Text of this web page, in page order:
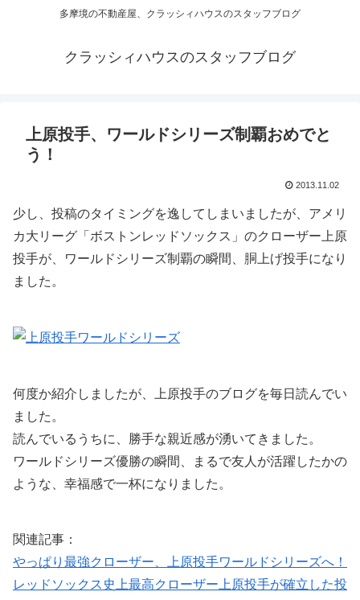
多摩境の不動産屋、クラッシィハウスのスタッフブログ
クラッシィハウスのスタッフブログ
上原投手、ワールドシリーズ制覇おめでと
う！
2013.11.02
少し、投稿のタイミングを逸してしまいましたが、アメリ
カ大リーグ「ボストンレッドソックス」のクローザー上原
投手が、ワールドシリーズ制覇の瞬間、胴上げ投手になり
ました。
何度か紹介しましたが、上原投手のブログを毎日読んでい
ました。
読んでいるうちに、勝手な親近感が湧いてきました。
ワールドシリーズ優勝の瞬間、まるで友人が活躍したかの
ような、幸福感で一杯になりました。
関連記事：
やっぱり最強クローザー、上原投手ワールドシリーズへ！
レッドソックス史上最高クローザー上原投手が確立した投